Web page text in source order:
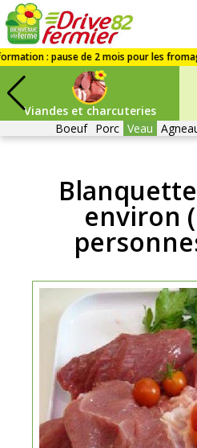
82
Viandes et charcuteries
Boeuf Porc Veau
environ